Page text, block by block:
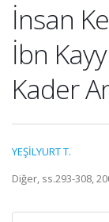
İnsan
İbn
Kader
YEŞİLYURT T.
Diğer, ss.293-308,